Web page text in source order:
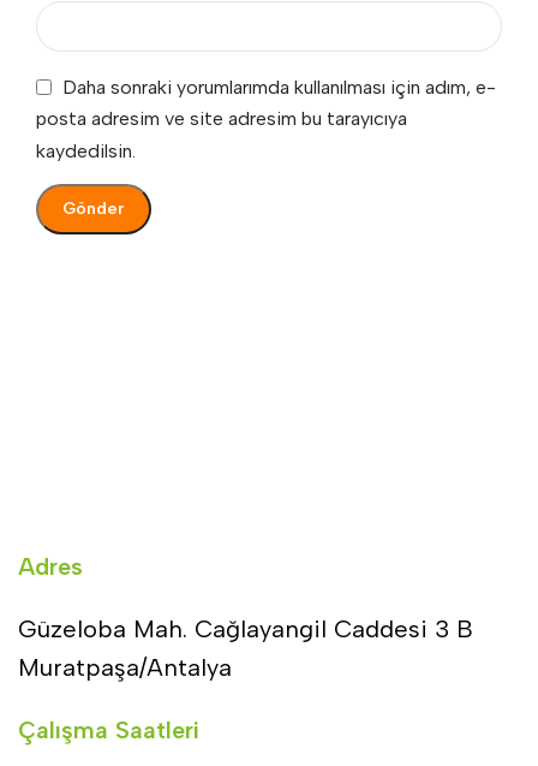
Daha sonraki yorumlarımda kullanılması için adım, e-
posta adresim ve site adresim bu tarayıcıya
kaydedilsin.
Adres
Güzeloba Mah. Cağlayangil Caddesi 3 B
Muratpaşa/Antalya
Çalışma Saatleri